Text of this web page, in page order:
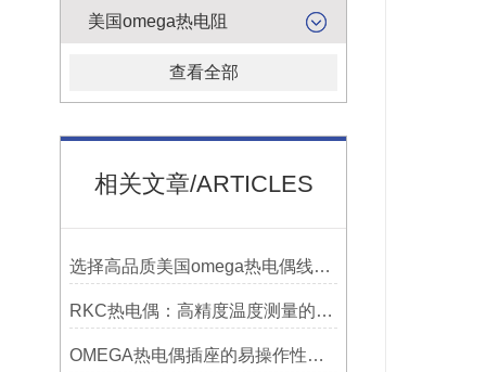
美国omega热电阻
查看全部
相关文章/ARTICLES
选择高品质美国omega热电偶线的要点？
RKC热电偶：高精度温度测量的理想选择
OMEGA热电偶插座的易操作性探讨